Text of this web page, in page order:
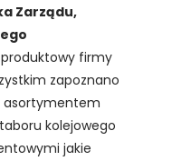
Zarządu,
produktowy firmy
zapoznano
asortymentem
kolejowego
jakie